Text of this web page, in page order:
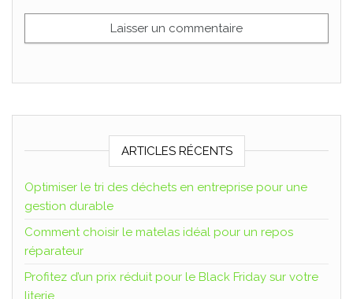
ARTICLES RÉCENTS
Optimiser le tri des déchets en entreprise pour une
gestion durable
Comment choisir le matelas idéal pour un repos
réparateur
Profitez d’un prix réduit pour le Black Friday sur votre
literie